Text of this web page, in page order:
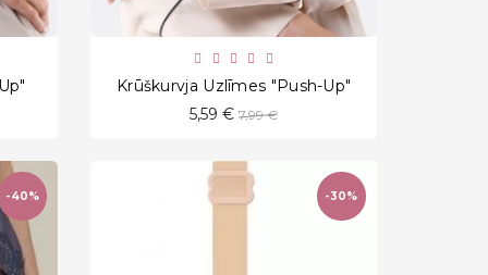
Krūškurvja Uzlīmes "Push-Up"
5,59 € Standarta
7,99 €
-40% -30%